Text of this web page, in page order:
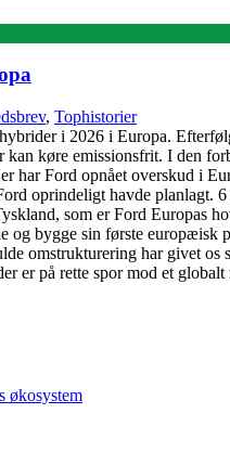
, Tophistorier
i 2026 i Europa.
køre emissionsfrit. I den
har Ford opnået overskud i
oprindeligt havde
som er Ford Europas
bygge sin første europæisk
omstrukturering har givet
er på rette spor mod et
økosystem